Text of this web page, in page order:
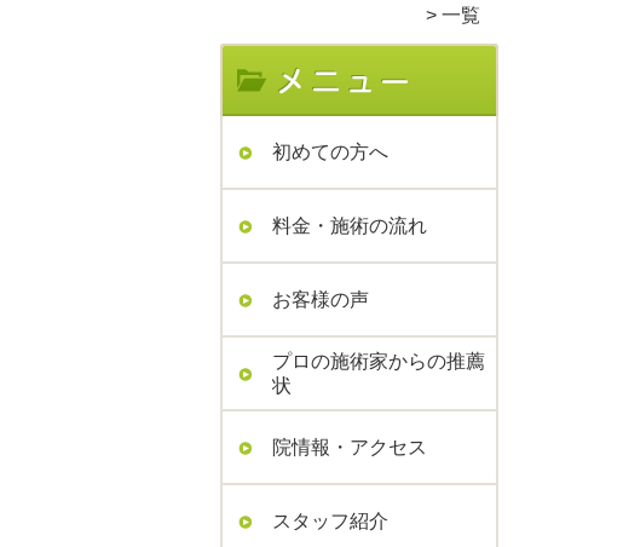
一覧
初めての方へ
料金・施術の流れ
お客様の声
プロの施術家からの推薦
状
院情報・アクセス
スタッフ紹介